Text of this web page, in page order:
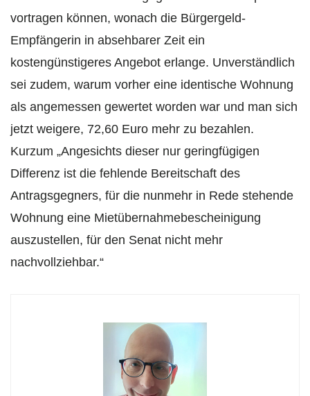
vortragen können, wonach die Bürgergeld-
Empfängerin in absehbarer Zeit ein
kostengünstigeres Angebot erlange. Unverständlich
sei zudem, warum vorher eine identische Wohnung
als angemessen gewertet worden war und man sich
jetzt weigere, 72,60 Euro mehr zu bezahlen.
Kurzum „Angesichts dieser nur geringfügigen
Differenz ist die fehlende Bereitschaft des
Antragsgegners, für die nunmehr in Rede stehende
Wohnung eine Mietübernahmebescheinigung
auszustellen, für den Senat nicht mehr
nachvollziehbar.“